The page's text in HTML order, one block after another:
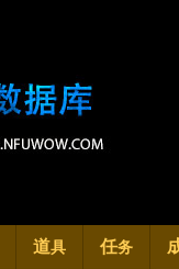
道具 任务